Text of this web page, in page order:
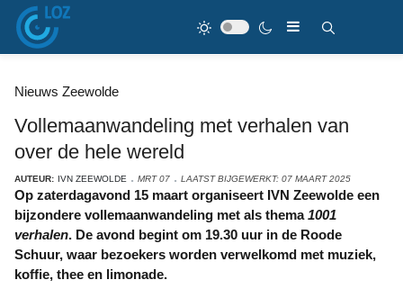
Nieuws Zeewolde
Vollemaanwandeling met verhalen van
over de hele wereld
AUTEUR: IVN ZEEWOLDE MRT 07 LAATST BIJGEWERKT: 07 MAART 2025
Op zaterdagavond 15 maart organiseert IVN Zeewolde een
bijzondere vollemaanwandeling met als thema1001
verhalen. De avond begint om 19.30 uur in de Roode
Schuur, waar bezoekers worden verwelkomd met muziek,
koffie, thee en limonade.